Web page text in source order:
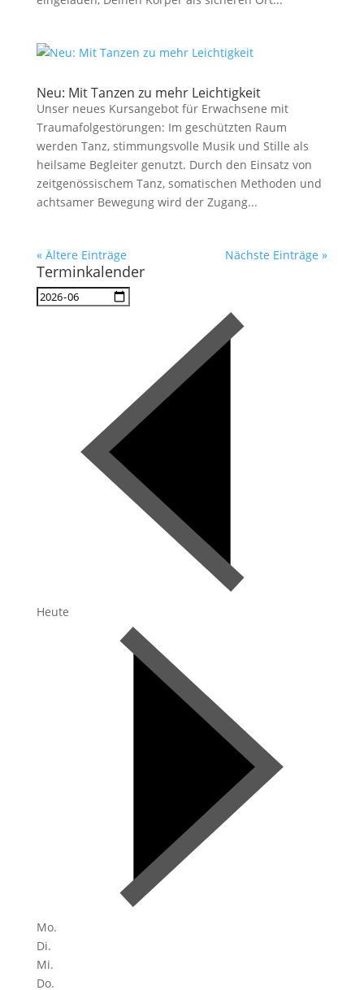
Neu: Mit Tanzen zu mehr Leichtigkeit
Unser neues Kursangebot für Erwachsene mit
Traumafolgestörungen: Im geschützten Raum
werden Tanz, stimmungsvolle Musik und Stille als
heilsame Begleiter genutzt. Durch den Einsatz von
zeitgenössischem Tanz, somatischen Methoden und
achtsamer Bewegung wird der Zugang...
« Ältere Einträge Nächste Einträge »
Terminkalender
Heute
Mo.
Di.
Mi.
Do.